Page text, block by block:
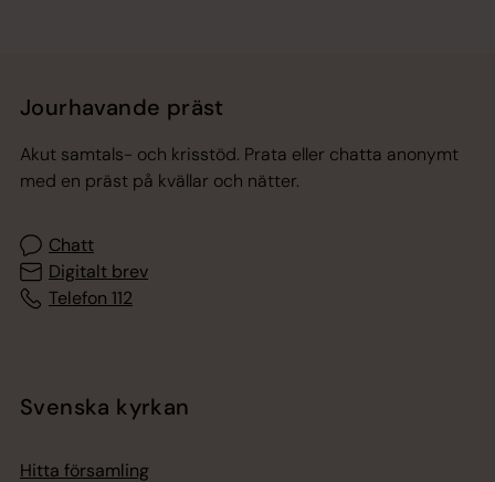
Jourhavande präst
Akut samtals- och krisstöd. Prata eller chatta anonymt
med en präst på kvällar och nätter.
Chatt
Digitalt brev
Telefon 112
Svenska kyrkan
Hitta församling